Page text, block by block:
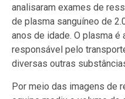
analisaram exames de
de plasma sanguíneo de
anos de idade. O plasma é
responsável pelo
diversas outras
Por meio das imagens de